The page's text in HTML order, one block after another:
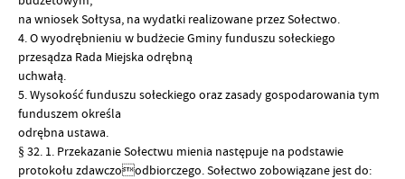
na wniosek Sołtysa, na wydatki realizowane przez Sołectwo.
4. O wyodrębnieniu w budżecie Gminy funduszu sołeckiego
przesądza Rada Miejska odrębną
uchwałą.
5. Wysokość funduszu sołeckiego oraz zasady gospodarowania tym
funduszem określa
odrębna ustawa.
§ 32. 1. Przekazanie Sołectwu mienia następuje na podstawie
protokołu zdawczoodbiorczego. Sołectwo zobowiązane jest do: